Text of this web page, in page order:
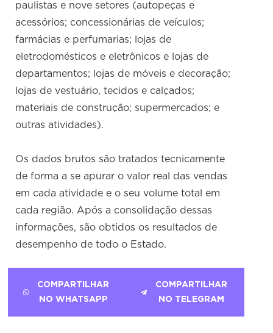
paulistas e nove setores (autopeças e
acessórios; concessionárias de veículos;
farmácias e perfumarias; lojas de
eletrodomésticos e eletrônicos e lojas de
departamentos; lojas de móveis e decoração;
lojas de vestuário, tecidos e calçados;
materiais de construção; supermercados; e
outras atividades).
Os dados brutos são tratados tecnicamente
de forma a se apurar o valor real das vendas
em cada atividade e o seu volume total em
cada região. Após a consolidação dessas
informações, são obtidos os resultados de
desempenho de todo o Estado.
COMPARTILHAR
NO WHATSAPP
COMPARTILHAR
NO TELEGRAM